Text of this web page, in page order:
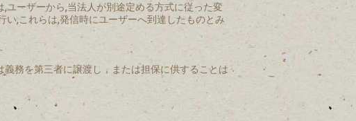
ーザーから,当法人が別途定める方式に従った変
,これらは,発信時にユーザーへ到達したものとみ
務を第三者に譲渡し，または担保に供することは